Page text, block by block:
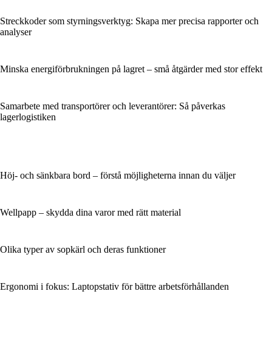
Streckkoder som styrningsverktyg: Skapa mer precisa rapporter och
analyser
Minska energiförbrukningen på lagret – små åtgärder med stor effekt
Samarbete med transportörer och leverantörer: Så påverkas
lagerlogistiken
Höj- och sänkbara bord – förstå möjligheterna innan du väljer
Wellpapp – skydda dina varor med rätt material
Olika typer av sopkärl och deras funktioner
Ergonomi i fokus: Laptopstativ för bättre arbetsförhållanden